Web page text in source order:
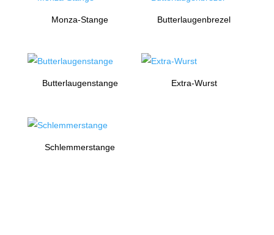
Monza-Stange Butterlaugenbrezel
Butterlaugenstange Extra-Wurst
Schlemmerstange